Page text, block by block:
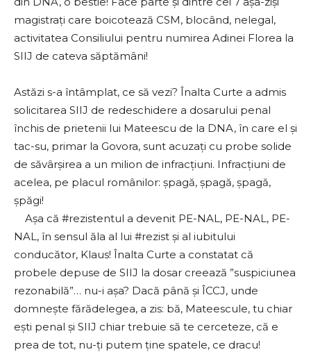
magistrați care boicotează CSM, blocând, nelegal,
activitatea Consiliului pentru numirea Adinei Florea la
SIIJ de cateva săptămâni!
Astăzi s-a întâmplat, ce să vezi? Înalta Curte a admis
solicitarea SIIJ de redeschidere a dosarului penal
închis de prietenii lui Mateescu de la DNA, în care el și
tac-su, primar la Govora, sunt acuzați cu probe solide
de săvârșirea a un milion de infracțiuni. Infracțiuni de
acelea, pe placul românilor: șpagă, șpagă, șpagă,
șpăgi!
Așa că #rezistentul a devenit PE-NAL, PE-NAL, PE-
NAL, în sensul ăla al lui #rezist și al iubitului
conducător, Klaus! Înalta Curte a constatat că
probele depuse de SIIJ la dosar creează ”suspiciunea
rezonabilă”… nu-i așa? Dacă până și ÎCCJ, unde
domnește fărădelegea, a zis: bă, Mateescule, tu chiar
ești penal și SIIJ chiar trebuie să te cerceteze, că e
prea de tot, nu-ți putem ține spatele, ce dracu!